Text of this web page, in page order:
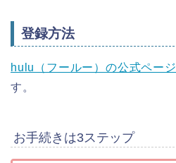
登録方法
hulu（フールー）の公式ページ
す。
お手続きは3ステップ